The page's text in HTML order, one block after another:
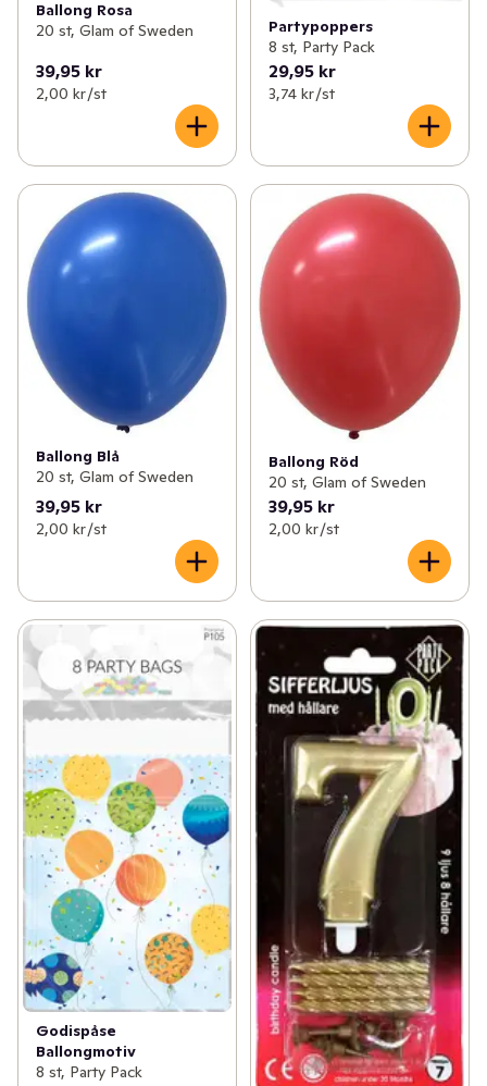
Ballong Rosa
20 st, Glam of Sweden
39,95 kr
2,00 kr /st
Partypoppers
8 st, Party Pack
29,95 kr
3,74 kr /st
Ballong Blå
20 st, Glam of Sweden
39,95 kr
2,00 kr /st
Ballong Röd
20 st, Glam of Sweden
39,95 kr
2,00 kr /st
Godispåse
Ballongmotiv
8 st, Party Pack